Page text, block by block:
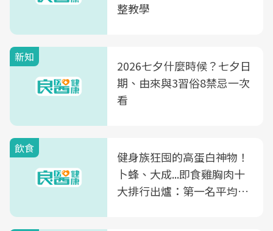
整教學
新知
2026七夕什麼時候？七夕日
期、由來與3習俗8禁忌一次
看
飲食
健身族狂囤的高蛋白神物！
卜蜂、大成...即食雞胸肉十
大排行出爐：第一名平均一